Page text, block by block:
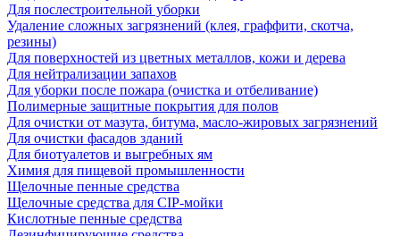
Для послестроительной уборки
Удаление сложных загрязнений (клея, граффити, скотча,
резины)
Для поверхностей из цветных металлов, кожи и дерева
Для нейтрализации запахов
Для уборки после пожара (очистка и отбеливание)
Полимерные защитные покрытия для полов
Для очистки от мазута, битума, масло-жировых загрязнений
Для очистки фасадов зданий
Для биотуалетов и выгребных ям
Химия для пищевой промышленности
Щелочные пенные средства
Щелочные средства для CIP-мойки
Кислотные пенные средства